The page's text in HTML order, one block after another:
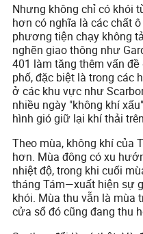
Nhưng không chỉ có khói
hơn có nghĩa là các chất
phương tiện chạy không
nghẽn giao thông như
401 làm tăng thêm vấn
phố, đặc biệt là trong các
ở các khu vực như
nhiều ngày "không khí
hình gió giữ lại khí thải
Theo mùa, không khí của
hơn. Mùa đông có xu
nhiệt độ, trong khi cuối
tháng Tám—xuất hiện sự
khói. Mùa thu vẫn là mùa
cửa sổ đó cũng đang thu